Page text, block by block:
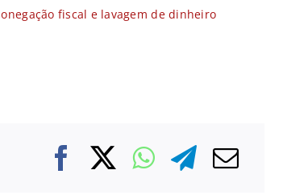
fiscal e lavagem de dinheiro